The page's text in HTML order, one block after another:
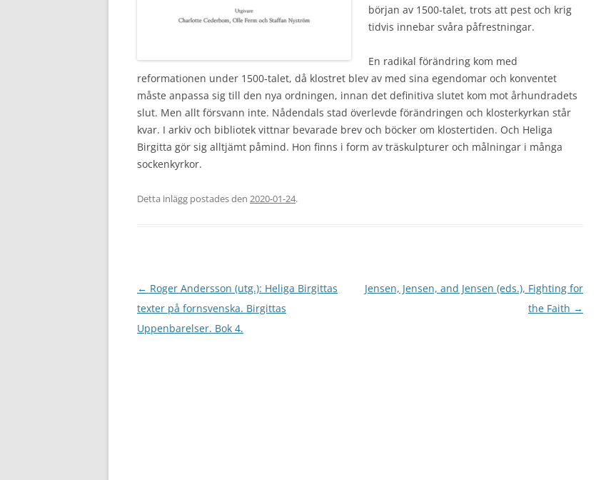
VERKSAMHETSBERÄTTELSE 2013
VERKSAMHETSBERÄTTELSE 2011
VERKSAMHETSBERÄTTELSE 2010
VERKSAMHETSBERÄTTELSE 2009
VERKSAMHETSBERÄTTELSE 2003
början av 1500-talet, trots att pest och krig
tidvis innebar svåra påfrestningar.
En radikal förändring kom med
reformationen under 1500-talet, då klostret blev av med sina egendomar och konventet
måste anpassa sig till den nya ordningen, innan det definitiva slutet kom mot århundradets
slut. Men allt försvann inte. Nådendals stad överlevde förändringen och klosterkyrkan står
kvar. I arkiv och bibliotek vittnar bevarade brev och böcker om klostertiden. Och Heliga
Birgitta gör sig alltjämt påmind. Hon finns i form av träskulpturer och målningar i många
sockenkyrkor.
Detta inlägg postades den 2020-01-24.
Inläggsnavigering
← Roger Andersson (utg.): Heliga Birgittas
texter på fornsvenska. Birgittas
Uppenbarelser. Bok 4.
Jensen, Jensen, and Jensen (eds.), Fighting for
the Faith →